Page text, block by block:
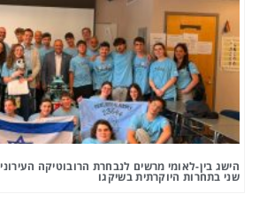
הישג בין-לאומי מרשים לנבחרת הרובוטיקה
שני בתחרות היוקרתית בשיקגו